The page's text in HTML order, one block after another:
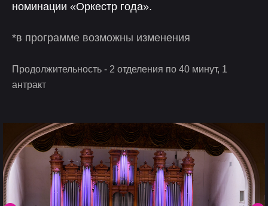
номинации «Оркестр года».
*в программе возможны изменения
Продолжительность - 2 отделения по 40 минут, 1
антракт